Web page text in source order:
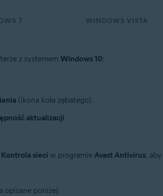
7 WINDOWS VISTA
z systemem Windows 10:
(ikona koła zębatego).
aktualizacji.
Kontrola sieci w programie Avast Antivirus,
opisane poniżej: